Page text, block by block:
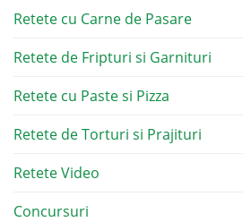
Retete cu Carne de Pasare
Retete de Fripturi si Garnituri
Retete cu Paste si Pizza
Retete de Torturi si Prajituri
Retete Video
Concursuri